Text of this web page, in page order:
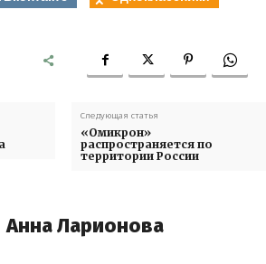
Следующая статья
«Омикрон»
распространяется по
территории России
Анна Ларионова